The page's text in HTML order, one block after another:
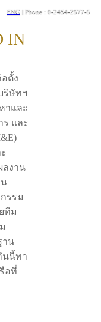
ENG | Phone : 0-2454-2977-9
IN
ตั้ง
ริษัทฯ
าและ
ร และ
ลงาน
น
รรม
ทีม
าน
นนี้ทา
อที่